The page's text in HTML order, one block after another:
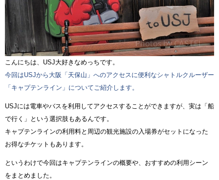
こんにちは、USJ大好きなめっちです。
今回はUSJから大阪「天保山」へのアクセスに便利なシャトルクルーザー
「キャプテンライン」についてご紹介します。
USJには電車やバスを利用してアクセスすることができますが、実は「船
で行く」という選択肢もあるんです。
キャプテンラインの利用料と周辺の観光施設の入場券がセットになった
お得なチケットもあります。
というわけで今回はキャプテンラインの概要や、おすすめの利用シーン
をまとめました。